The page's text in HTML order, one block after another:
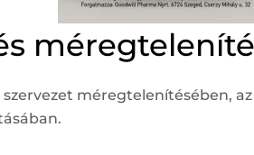
méregtelenítésében,